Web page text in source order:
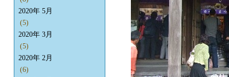
2020年 5月
(5)
2020年 3月
(5)
2020年 2月
(6)